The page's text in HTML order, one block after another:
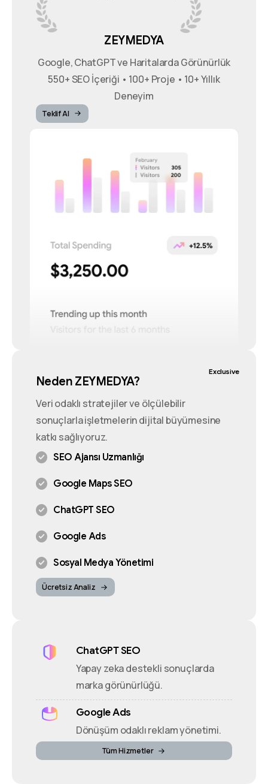
ZEYMEDYA
Google, ChatGPT ve Haritalarda Görünürlük
550+ SEO İçeriği • 100+ Proje • 10+ Yıllık
Deneyim
Teklif Al
Neden ZEYMEDYA?
Veri odaklı stratejiler ve ölçülebilir
sonuçlarla işletmelerin dijital büyümesine
katkı sağlıyoruz.
SEO Ajansı Uzmanlığı
Google Maps SEO
ChatGPT SEO
Google Ads
Sosyal Medya Yönetimi
Ücretsiz Analiz
Exclusive
ChatGPT SEO
Yapay zeka destekli sonuçlarda
marka görünürlüğü.
Google Ads
Dönüşüm odaklı reklam yönetimi.
Tüm Hizmetler